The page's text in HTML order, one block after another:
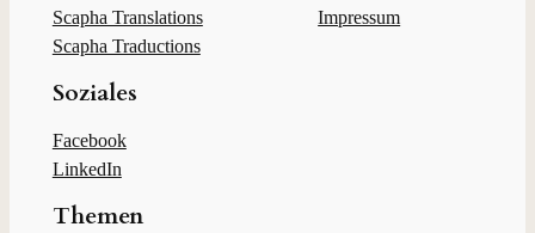
n
Scapha Translations
Scapha Traductions
Impressum
Soziales
Facebook
LinkedIn
Themen